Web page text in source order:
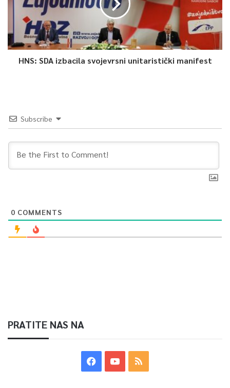
HNS: SDA izbacila svojevrsni unitaristički manifest
Subscribe
0 COMMENTS
PRATITE NAS NA